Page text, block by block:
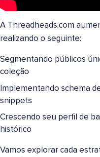
A Threadheads.com
realizando o seguinte:
Segmentando públicos
coleção
Implementando schema
snippets
Crescendo seu perfil de
histórico
Vamos explorar cada